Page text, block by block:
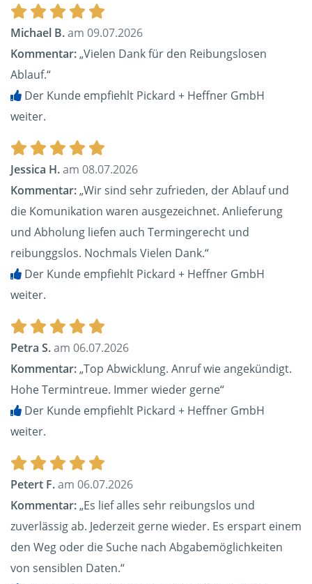
Michael B.am 09.07.2026
Kommentar:„Vielen Dank für den Reibungslosen
Ablauf.“
Der Kunde empfiehlt Pickard + Heffner GmbH
weiter.
Jessica H.am 08.07.2026
Kommentar:„Wir sind sehr zufrieden, der Ablauf und
die Komunikation waren ausgezeichnet. Anlieferung
und Abholung liefen auch Termingerecht und
reibunggslos. Nochmals Vielen Dank.“
Der Kunde empfiehlt Pickard + Heffner GmbH
weiter.
Petra S.am 06.07.2026
Kommentar:„Top Abwicklung. Anruf wie angekündigt.
Hohe Termintreue. Immer wieder gerne“
Der Kunde empfiehlt Pickard + Heffner GmbH
weiter.
Petert F.am 06.07.2026
Kommentar:„Es lief alles sehr reibungslos und
zuverlässig ab. Jederzeit gerne wieder. Es erspart einem
den Weg oder die Suche nach Abgabemöglichkeiten
von sensiblen Daten.“